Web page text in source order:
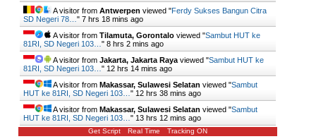
A visitor from Antwerpen viewed "Ferdy Sukses Bangun Citra
SD Negeri 78… " 7 hrs 18 mins ago
A visitor from Tilamuta, Gorontalo viewed "Sambut HUT ke
81RI, SD Negeri 103… " 8 hrs 2 mins ago
A visitor from Jakarta, Jakarta Raya viewed "Sambut HUT ke
81RI, SD Negeri 103… " 12 hrs 14 mins ago
A visitor from Makassar, Sulawesi Selatan viewed "Sambut
HUT ke 81RI, SD Negeri 103… " 12 hrs 38 mins ago
A visitor from Makassar, Sulawesi Selatan viewed "Sambut
HUT ke 81RI, SD Negeri 103… " 13 hrs 12 mins ago
Get Script Real Time Tracking ON